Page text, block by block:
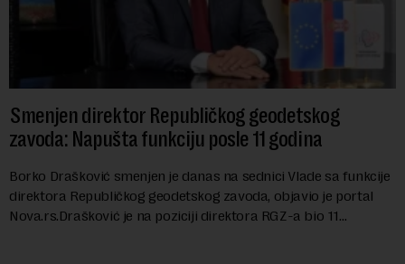
Smenjen direktor Republičkog geodetskog
zavoda: Napušta funkciju posle 11 godina
Borko Drašković smenjen je danas na sednici Vlade sa funkcije
direktora Republičkog geodetskog zavoda, objavio je portal
Nova.rs.Drašković je na poziciji direktora RGZ-a bio 11